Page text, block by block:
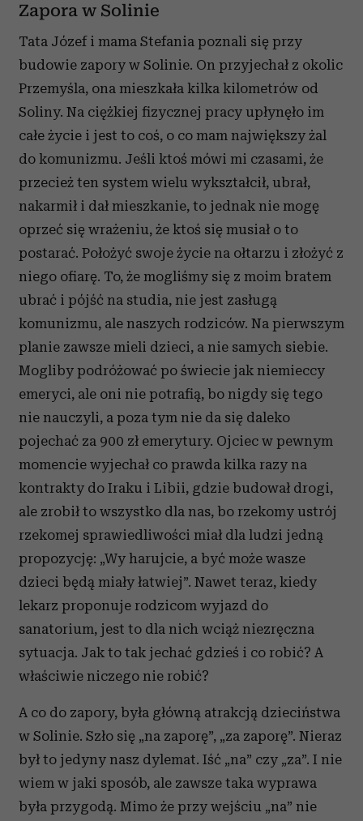
Zapora w Solinie
Tata Józef i mama Stefania poznali się przy
budowie zapory w Solinie. On przyjechał z okolic
Przemyśla, ona mieszkała kilka kilometrów od
Soliny. Na ciężkiej fizycznej pracy upłynęło im
całe życie i jest to coś, o co mam największy żal
do komunizmu. Jeśli ktoś mówi mi czasami, że
przecież ten system wielu wykształcił, ubrał,
nakarmił i dał mieszkanie, to jednak nie mogę
oprzeć się wrażeniu, że ktoś się musiał o to
postarać. Położyć swoje życie na ołtarzu i złożyć z
niego ofiarę. To, że mogliśmy się z moim bratem
ubrać i pójść na studia, nie jest zasługą
komunizmu, ale naszych rodziców. Na pierwszym
planie zawsze mieli dzieci, a nie samych siebie.
Mogliby podróżować po świecie jak niemieccy
emeryci, ale oni nie potrafią, bo nigdy się tego
nie nauczyli, a poza tym nie da się daleko
pojechać za 900 zł emerytury. Ojciec w pewnym
momencie wyjechał co prawda kilka razy na
kontrakty do Iraku i Libii, gdzie budował drogi,
ale zrobił to wszystko dla nas, bo rzekomy ustrój
rzekomej sprawiedliwości miał dla ludzi jedną
propozycję: „Wy harujcie, a być może wasze
dzieci będą miały łatwiej”. Nawet teraz, kiedy
lekarz proponuje rodzicom wyjazd do
sanatorium, jest to dla nich wciąż niezręczna
sytuacja. Jak to tak jechać gdzieś i co robić? A
właściwie niczego nie robić?
A co do zapory, była główną atrakcją dzieciństwa
w Solinie. Szło się „na zaporę”, „za zaporę”. Nieraz
był to jedyny nasz dylemat. Iść „na” czy „za”. I nie
wiem w jaki sposób, ale zawsze taka wyprawa
była przygodą. Mimo że przy wejściu „na” nie